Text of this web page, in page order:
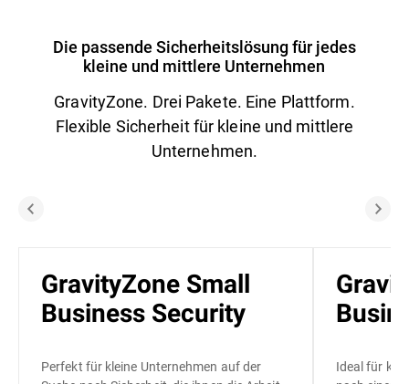
Die passende Sicherheitslösung für jedes
kleine und mittlere Unternehmen
GravityZone. Drei Pakete. Eine Plattform.
Flexible Sicherheit für kleine und mittlere
Unternehmen.
GravityZone Small
Business Security
Perfekt für kleine Unternehmen auf der
Ideal für